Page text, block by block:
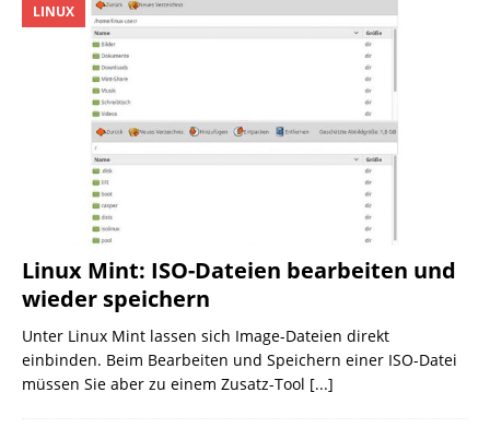
Linux Mint: ISO-Dateien bearbeiten und
wieder speichern
LINUX
Unter Linux Mint lassen sich Image-Dateien direkt
einbinden. Beim Bearbeiten und Speichern einer ISO-Datei
müssen Sie aber zu einem Zusatz-Tool [...]